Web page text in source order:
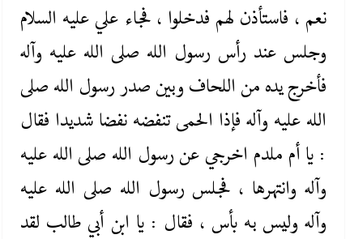
نعم ، فاستأذن لهم فدخلوا ، فجاء علي عليه ‌السلام
وجلس عند رأس رسول الله صلى ‌الله‌ عليه ‌وآله
فأخرج يده من اللحاف وبين صدر رسول الله صلى
‌الله‌ عليه ‌وآله فإذا الحمى تنفضه نفضا شديدا فقال
: يا أم ملدم اخرجي عن رسول الله صلى ‌الله‌ عليه
‌وآله وانتهرها ، فجلس رسول الله صلى ‌الله‌ عليه
‌وآله وليس به بأس ، فقال : يا ابن أبي طالب لقد